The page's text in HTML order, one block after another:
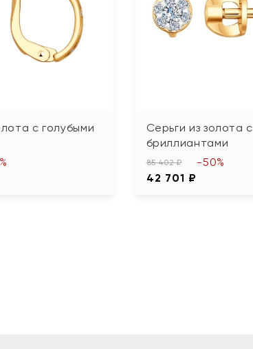
с голубыми
Серьги из золота с
бриллиантами
85 402 ₽
42 701 ₽
-50%